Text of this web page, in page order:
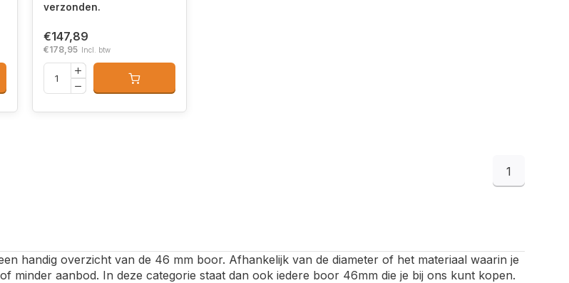
verzonden.
€147,89
€178,95 Incl. btw
1
handig overzicht van de 46 mm boor. Afhankelijk van de diameter of het materiaal waarin je
minder aanbod. In deze categorie staat dan ook iedere boor 46mm die je bij ons kunt kopen.